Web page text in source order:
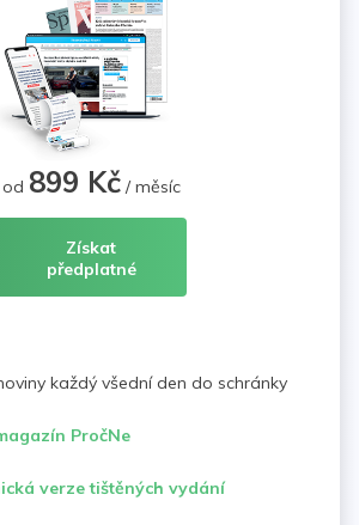
od 899 Kč/ měsíc
Získat
předplatné
každý všední den do schránky
PročNe
verze tištěných vydání